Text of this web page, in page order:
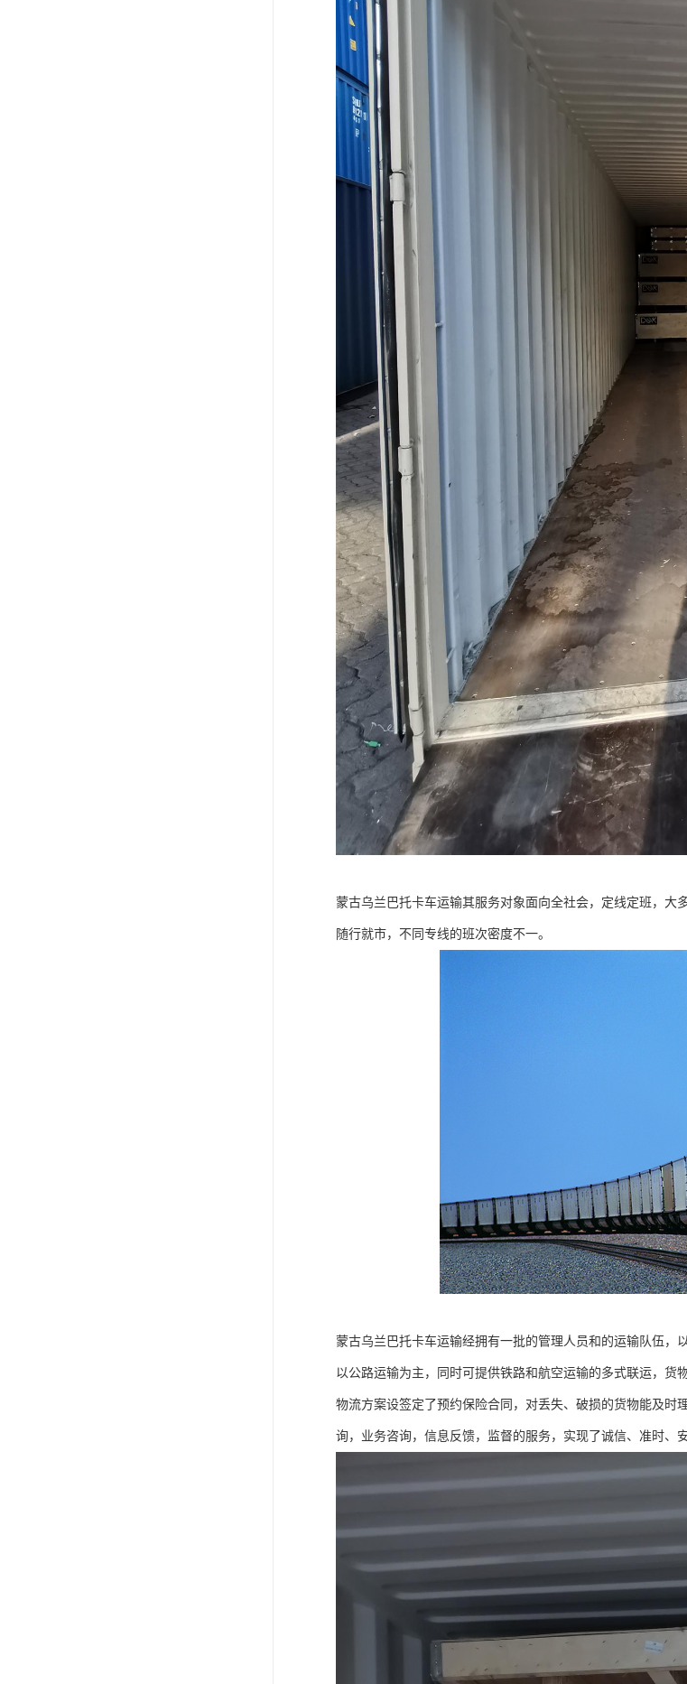
蒙古乌兰巴托卡车运输其服务对象面向全社会，定线定班，
随行就市，不同专线的班次密度不一。
蒙古乌兰巴托卡车运输经拥有一批的管理人员和的运输队伍
以公路运输为主，同时可提供铁路和航空运输的多式联运，
物流方案设签定了预约保险合同，对丢失、破损的货物能及
询，业务咨询，信息反馈，监督的服务，实现了诚信、准时、